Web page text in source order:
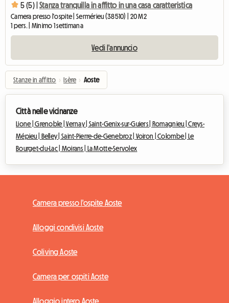
5 (5) | Stanza tranquilla in affitto in una casa caratteristica
Camera presso l'ospite | Sermérieu (38510) | 20 M2
1 pers. | Minimo 1 settimana
Vedi l'annuncio
Stanze in affitto › Isère › Aoste
Città nelle vicinanze
Lione |Grenoble |Vernay | Saint-Genix-sur-Guiers | Romagnieu |Creys-
Mépieu | Belley |Saint-Pierre-de-Genebroz | Voiron |Colombe | Le
Bourget-du-Lac | Moirans | La Motte-Servolex
Camera presso l'ospite Aoste
Alloggi condivisi Aoste
Coliving Aoste
Camera per ospiti Aoste
Alloggio intero Aoste